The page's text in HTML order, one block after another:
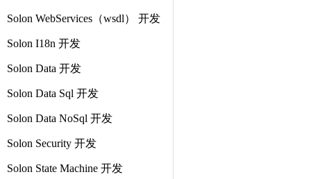
Solon WebServices（wsdl） 开发
Solon I18n 开发
Solon Data 开发
Solon Data Sql 开发
Solon Data NoSql 开发
Solon Security 开发
Solon State Machine 开发